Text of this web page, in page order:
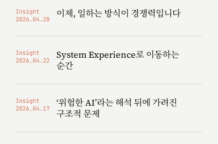
Insight
2026.04.28
이제, 일하는 방식이 경쟁력입니다
Insight
2026.04.22
System Experience로 이동하는
순간
Insight
2026.04.17
‘위험한 AI’라는 해석 뒤에 가려진
구조적 문제